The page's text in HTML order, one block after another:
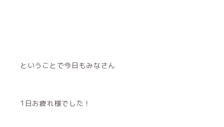
ということで今日もみなさん
1日お疲れ様でした！